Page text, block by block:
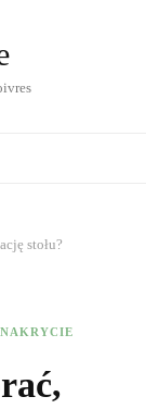
stołu?
NAKRYCIE